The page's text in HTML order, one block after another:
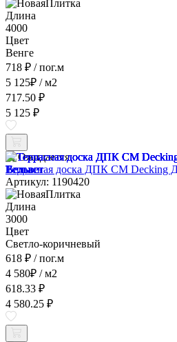
Длина
4000
Цвет
Венге
718 ₽ / пог.м
5 125₽ / м2
717.50 ₽
5 125 ₽
Ожидается
Террасная доска ДПК CM Decking
Артикул: 1190420
Длина
3000
Цвет
Светло-коричневый
618 ₽ / пог.м
4 580₽ / м2
618.33 ₽
4 580.25 ₽